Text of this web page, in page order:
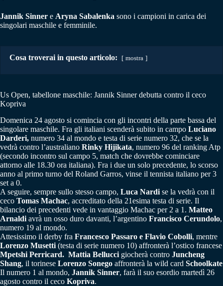
Jannik Sinner e Aryna Sabalenka sono i campioni in carica dei
singolari maschile e femminile.
Cosa troverai in questo articolo: mostra
Us Open, tabellone maschile: Jannik Sinner debutta contro il ceco
Kopriva
Domenica 24 agosto si comincia con gli incontri della parte bassa del
singolare maschile. Fra gli italiani scenderà subito in campo Luciano
Darderi, numero 34 al mondo e testa di serie numero 32, che se la
vedrà contro l’australiano Rinky Hijikata, numero 96 del ranking Atp
(secondo incontro sul campo 5, match che dovrebbe cominciare
attorno alle 18.30 ora italiana). Fra i due un solo precedente, lo scorso
anno al primo turno del Roland Garros, vinse il tennista italiano per 3
set a 0.
A seguire, sempre sullo stesso campo, Luca Nardi se la vedrà con il
ceco Tomas Machac, accreditato della 21esima testa di serie. Il
bilancio dei precedenti vede in vantaggio Machac per 2 a 1. Matteo
Arnaldi avrà un osso duro davanti, l’argentino Francisco Cerundolo,
numero 19 al mondo.
Attesissimo il derby fra Francesco Passaro e Flavio Cobolli, mentre
Lorenzo Musetti (testa di serie numero 10) affronterà l’ostico francese
Mpetshi Perricard. Mattia Bellucci giocherà contro Juncheng
Shang, il torinese Lorenzo Sonego affronterà la wild card Schoolkate
Il numero 1 al mondo, Jannik Sinner, farà il suo esordio martedì 26
agosto contro il ceco Kopriva.